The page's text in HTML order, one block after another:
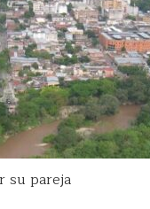
su pareja